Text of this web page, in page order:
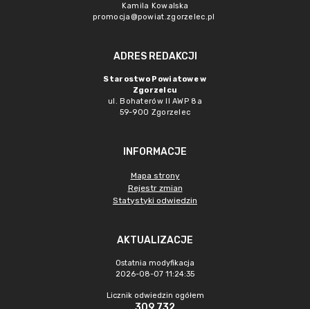
Kamila Kowalska
promocja@powiat.zgorzelec.pl
ADRES REDAKCJI
Starostwo Powiatowe w
Zgorzelcu
ul. Bohaterów II AWP 8a
59-900 Zgorzelec
INFORMACJE
Mapa strony
Rejestr zmian
Statystyki odwiedzin
AKTUALIZACJE
Ostatnia modyfikacja
2026-08-07 11:24:35
Licznik odwiedzin ogółem